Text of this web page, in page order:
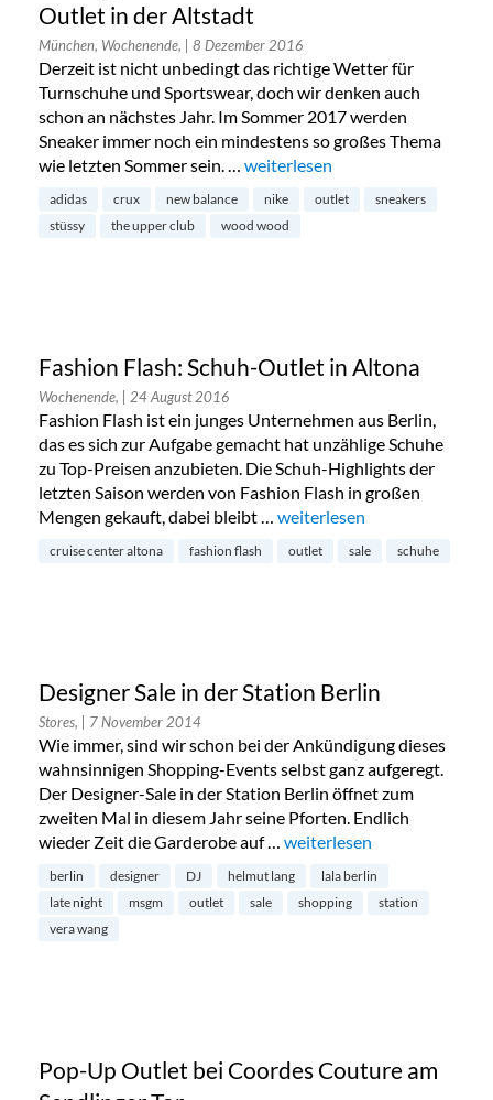
Outlet in der Altstadt
München, Wochenende, | 8 Dezember 2016
Derzeit ist nicht unbedingt das richtige Wetter für
Turnschuhe und Sportswear, doch wir denken auch
schon an nächstes Jahr. Im Sommer 2017 werden
Sneaker immer noch ein mindestens so großes Thema
wie letzten Sommer sein. … „The Upper Club
weiterlesen
adidas crux new balance nike outlet
sneakers
stüssy
the upper club wood wood
Fashion Flash: Schuh-Outlet in Altona
Wochenende, | 24 August 2016
Fashion Flash ist ein junges Unternehmen aus Berlin,
das es sich zur Aufgabe gemacht hat unzählige Schuhe
zu Top-Preisen anzubieten. Die Schuh-Highlights der
letzten Saison werden von Fashion Flash in großen
Mengen gekauft, dabei bleibt … „Fashion Flash: Schuh-
weiterlesen
cruise center altona fashion flash outlet sale schuhe
Designer Sale in der Station Berlin
Stores, | 7 November 2014
Wie immer, sind wir schon bei der Ankündigung dieses
wahnsinnigen Shopping-Events selbst ganz aufgeregt.
Der Designer-Sale in der Station Berlin öffnet zum
zweiten Mal in diesem Jahr seine Pforten. Endlich
wieder Zeit die Garderobe auf … „Designer Sale in der
weiterlesen
berlin designer DJ helmut lang
lala berlin
late night
msgm outlet sale shopping
station
vera wang
Pop-Up Outlet bei Coordes Couture am